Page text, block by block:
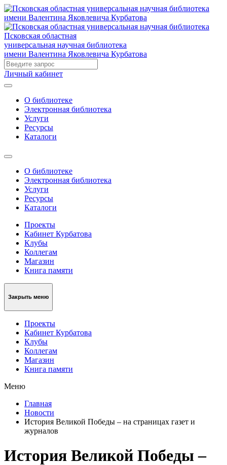
Псковская областная
универсальная научная библиотека
имени Валентина Яковлевича Курбатова
Личный кабинет
О библиотеке
Электронная библиотека
Услуги
Ресурсы
Каталоги
О библиотеке
Электронная библиотека
Услуги
Ресурсы
Каталоги
Проекты
Кабинет Курбатова
Клубы
Коллегам
Магазин
Книга памяти
Закрыть меню
Проекты
Кабинет Курбатова
Клубы
Коллегам
Магазин
Книга памяти
Меню
Главная
Новости
История Великой Победы – на страницах газет и
журналов
История Великой Победы –